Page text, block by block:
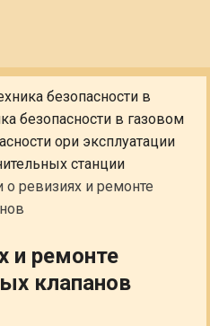
безопасности в
безопасности в газовом
ори эксплуатации
станции
о ревизиях и ремонте
и ремонте
клапанов